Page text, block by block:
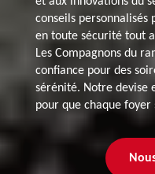
conseils
en toute sécurité tout
Les Compagnons du
confiance pour des
sérénité. Notre devise
pour que chaque